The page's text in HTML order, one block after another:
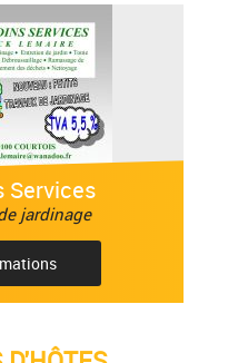
Services
jardinage